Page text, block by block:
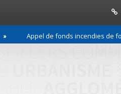
Appel de fonds incendies de forêt